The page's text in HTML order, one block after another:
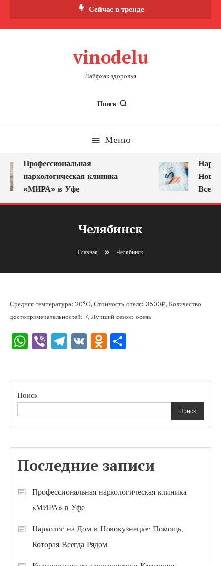
Сейчас в тренде
vinodelu
Лайфхак здоровья
Поиск
Меню
Профессиональная
наркологическая клиника
«МИРА» в Уфе
Челябинск
Главная Челябинск
Средняя температура: 20°C, Стоимость отеля: 3500₽, Количество
достопримечательностей: 7, Лучший сезон: осень
WhatsApp
ViberTelegram
VK Odnoklassniki
Поиск
Поиск
Последние записи
Профессиональная наркологическая клиника
«МИРА» в Уфе
Нарколог на Дом в Новокузнецке: Помощь,
Которая Всегда Рядом